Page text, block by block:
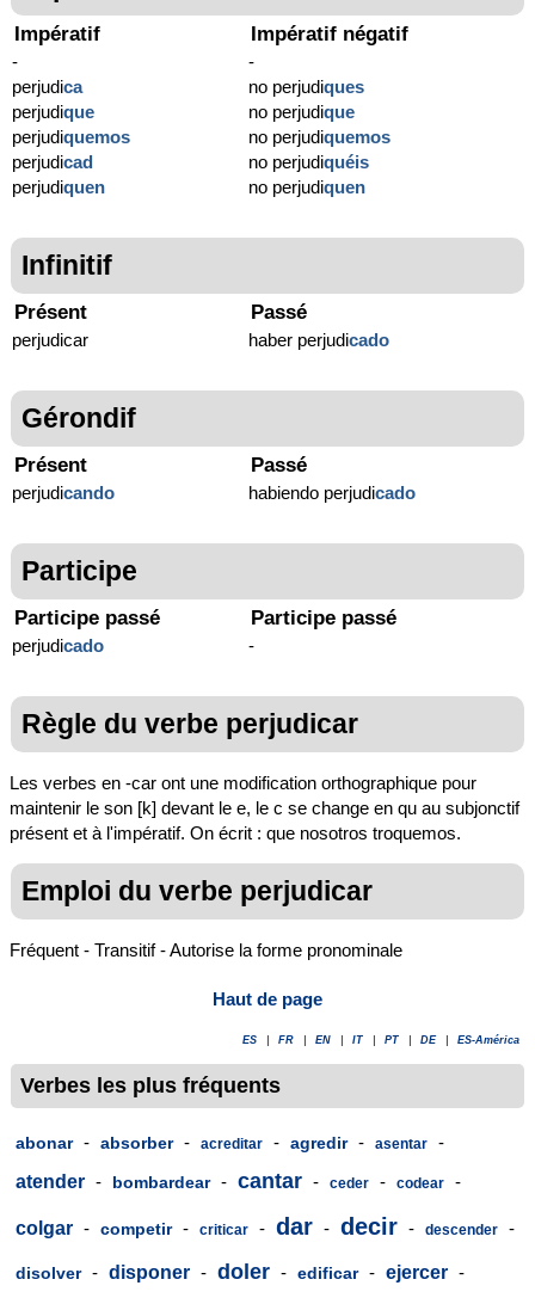
Impératif
-
perjudica
perjudique
perjudiquemos
perjudicad
perjudiquen
Impératif négatif
-
no perjudiques
no perjudique
no perjudiquemos
no perjudiquéis
no perjudiquen
Infinitif
Présent
perjudicar
Passé
haber perjudicado
Gérondif
Présent
perjudicando
Passé
habiendo perjudicado
Participe
Participe passé
perjudicado
Participe passé
-
Règle du verbe perjudicar
Les verbes en -car ont une modification orthographique pour
maintenir le son [k] devant le e, le c se change en qu au subjonctif
présent et à l'impératif. On écrit : que nosotros troquemos.
Emploi du verbe perjudicar
Fréquent - Transitif - Autorise la forme pronominale
Haut de page
ES FR EN IT PT DE ES-América
Verbes les plus fréquents
abonar - absorber - acreditar - agredir - asentar
-
atender - bombardear - cantar - ceder - codear -
colgar - competir - criticar - dar - decir - descender -
disolver - disponer - doler - edificar - ejercer -